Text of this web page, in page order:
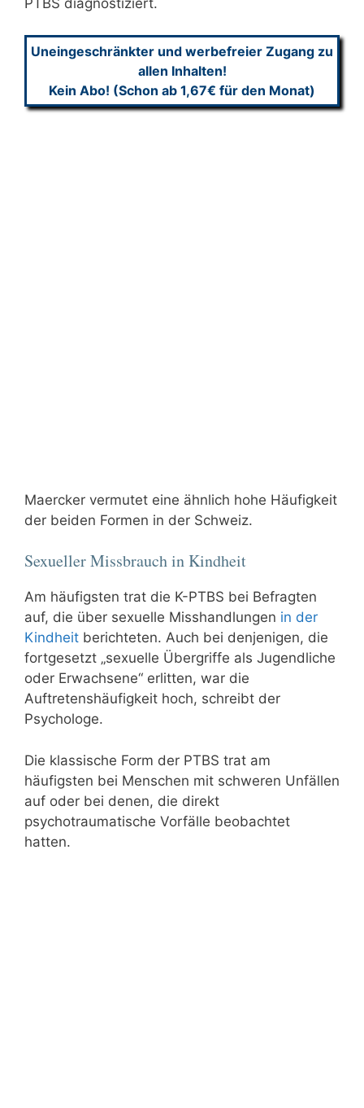
PTBS diagnostiziert.
Uneingeschränkter und werbefreier Zugang zu
allen Inhalten!
Kein Abo! (Schon ab 1,67€ für den Monat)
Maercker vermutet eine ähnlich hohe Häufigkeit
der beiden Formen in der Schweiz.
Sexueller Missbrauch in Kindheit
Am häufigsten trat die K-PTBS bei Befragten
auf, die über sexuelle Misshandlungen in der
Kindheit berichteten. Auch bei denjenigen, die
fortgesetzt „sexuelle Übergriffe als Jugendliche
oder Erwachsene“ erlitten, war die
Auftretenshäufigkeit hoch, schreibt der
Psychologe.
Die klassische Form der PTBS trat am
häufigsten bei Menschen mit schweren Unfällen
auf oder bei denen, die direkt
psychotraumatische Vorfälle beobachtet
hatten.